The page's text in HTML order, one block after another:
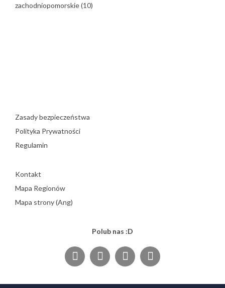
zachodniopomorskie(10)
Zasady bezpieczeństwa
Polityka Prywatności
Regulamin
Kontakt
Mapa Regionów
Mapa strony (Ang)
Polub nas :D